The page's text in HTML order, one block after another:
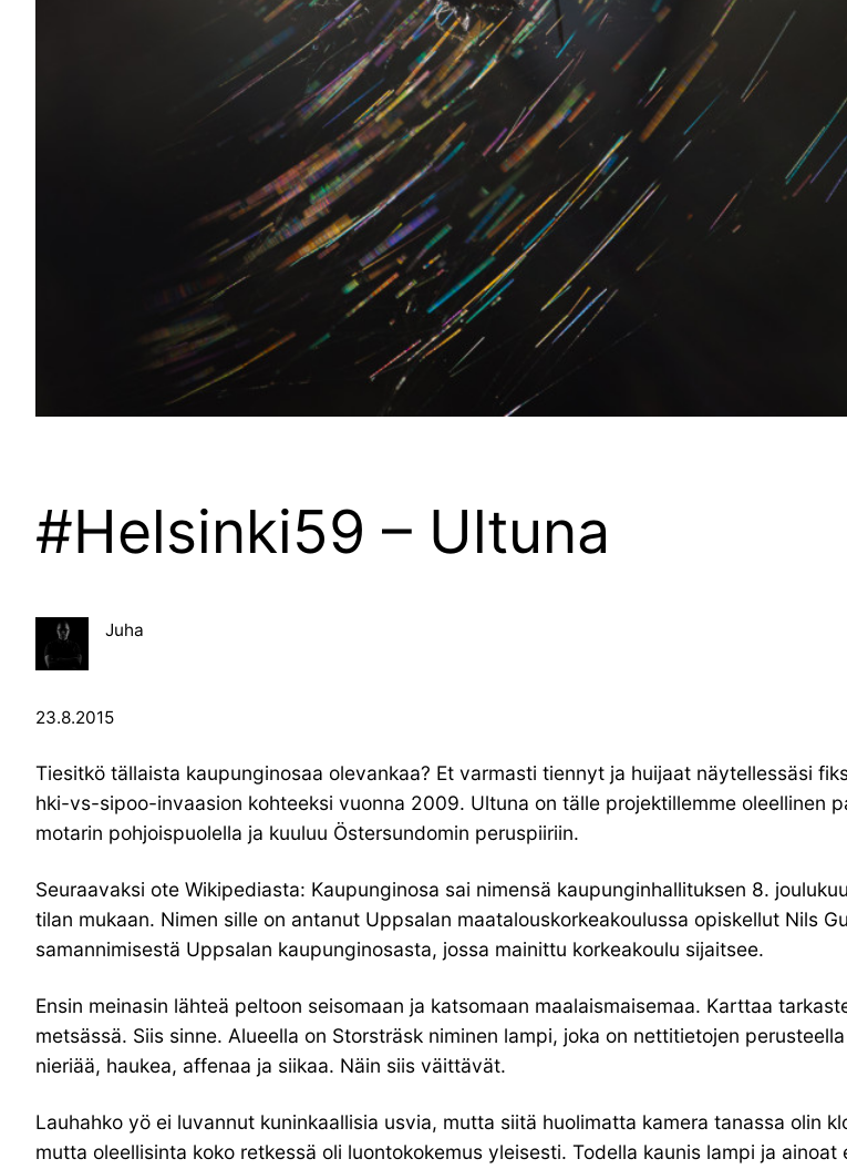
#Helsinki59 – Ultuna
Juha
23.8.2015
Tiesitkö tällaista kaupunginosaa olevankaa? Et varmasti tiennyt ja huijaat näytellessäsi
hki-vs-sipoo-invaasion kohteeksi vuonna 2009. Ultuna on tälle projektillemme oleellinen
motarin pohjoispuolella ja kuuluu Östersundomin peruspiiriin.
Seuraavaksi ote Wikipediasta: Kaupunginosa sai nimensä kaupunginhallituksen 8.
tilan mukaan. Nimen sille on antanut Uppsalan maatalouskorkeakoulussa opiskellut Nils
samannimisestä Uppsalan kaupunginosasta, jossa mainittu korkeakoulu sijaitsee.
Ensin meinasin lähteä peltoon seisomaan ja katsomaan maalaismaisemaa. Karttaa
metsässä. Siis sinne. Alueella on Storsträsk niminen lampi, joka on nettitietojen
nieriää, haukea, affenaa ja siikaa. Näin siis väittävät.
Lauhahko yö ei luvannut kuninkaallisia usvia, mutta siitä huolimatta kamera tanassa olin
mutta oleellisinta koko retkessä oli luontokokemus yleisesti. Todella kaunis lampi ja